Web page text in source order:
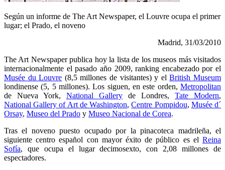
Según un informe de The Art Newspaper, el Louvre ocupa el primer
lugar; el Prado, el noveno
Madrid, 31/03/2010
The Art Newspaper publica hoy la lista de los museos más visitados
internacionalmente el pasado año 2009, ranking encabezado por el
Musée du Louvre (8,5 millones de visitantes) y elBritish Museum
londinense (5, 5 millones). Los siguen, en este orden, Metropolitan
de Nueva York, National Gallery de Londres, Tate Modern,
National Gallery of Art de Washington,Centre Pompidou, Musée d´
Orsay, Museo del Prado y Museo Nacional de Corea.
Tras el noveno puesto ocupado por la pinacoteca madrileña, el
siguiente centro español con mayor éxito de público es el Reina
Sofía, que ocupa el lugar decimosexto, con 2,08 millones de
espectadores.